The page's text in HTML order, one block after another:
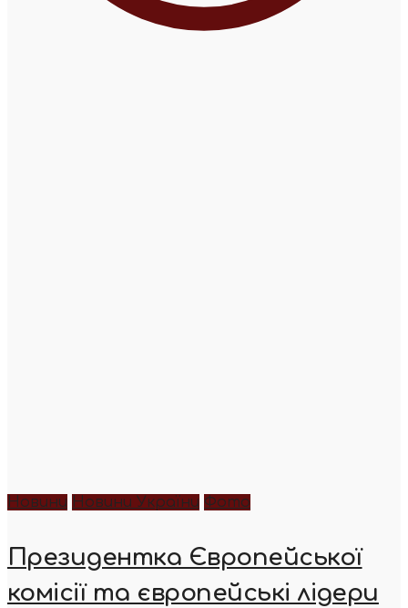
Новини Новини України Фото
Президентка Європейської
комісії та європейські лідери